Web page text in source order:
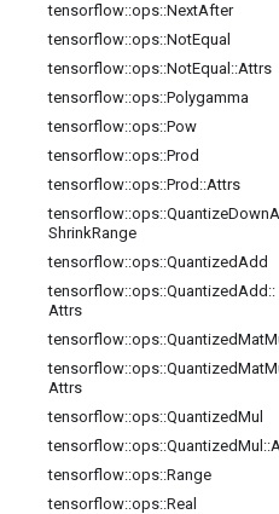
tensorflow::ops::NextAfter
tensorflow::ops::NotEqual
tensorflow::ops::NotEqual ::Attrs
tensorflow::ops::Polygamma
tensorflow::ops::Pow
tensorflow::ops::Prod
tensorflow::ops::Prod ::Attrs
tensorflow::ops::QuantizeDown
ShrinkRange
tensorflow::ops::QuantizedAdd
tensorflow::ops::QuantizedAdd ::
Attrs
tensorflow::ops::QuantizedMat
tensorflow::ops::QuantizedMat
Attrs
tensorflow::ops::QuantizedMul
tensorflow::ops::QuantizedMul ::
tensorflow::ops::Range
tensorflow::ops::Real